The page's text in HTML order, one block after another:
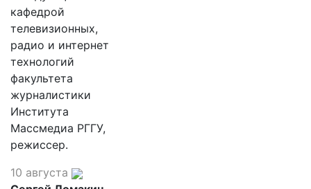
кафедрой
телевизионных,
радио и интернет
технологий
факультета
журналистики
Института
Массмедиа РГГУ,
режиссер.
10 августа